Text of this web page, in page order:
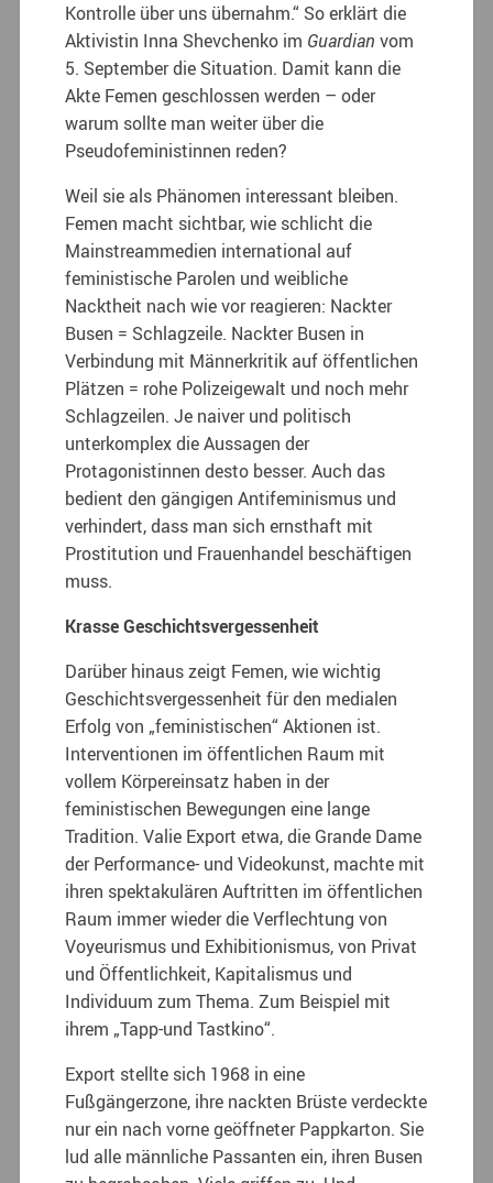
Kontrolle über uns übernahm.“ So erklärt die
Aktivistin Inna Shevchenko im Guardianvom
5. September die Situation. Damit kann die
Akte Femen geschlossen werden – oder
warum sollte man weiter über die
Pseudofeministinnen reden?
Weil sie als Phänomen interessant bleiben.
Femen macht sichtbar, wie schlicht die
Mainstreammedien international auf
feministische Parolen und weibliche
Nacktheit nach wie vor reagieren: Nackter
Busen = Schlagzeile. Nackter Busen in
Verbindung mit Männerkritik auf öffentlichen
Plätzen = rohe Polizeigewalt und noch mehr
Schlagzeilen. Je naiver und politisch
unterkomplex die Aussagen der
Protagonistinnen desto besser. Auch das
bedient den gängigen Antifeminismus und
verhindert, dass man sich ernsthaft mit
Prostitution und Frauenhandel beschäftigen
muss.
Krasse Geschichtsvergessenheit
Darüber hinaus zeigt Femen, wie wichtig
Geschichtsvergessenheit für den medialen
Erfolg von „feministischen“ Aktionen ist.
Interventionen im öffentlichen Raum mit
vollem Körpereinsatz haben in der
feministischen Bewegungen eine lange
Tradition. Valie Export etwa, die Grande Dame
der Performance- und Videokunst, machte mit
ihren spektakulären Auftritten im öffentlichen
Raum immer wieder die Verflechtung von
Voyeurismus und Exhibitionismus, von Privat
und Öffentlichkeit, Kapitalismus und
Individuum zum Thema. Zum Beispiel mit
ihrem „Tapp-und Tastkino“.
Export stellte sich 1968 in eine
Fußgängerzone, ihre nackten Brüste verdeckte
nur ein nach vorne geöffneter Pappkarton. Sie
lud alle männliche Passanten ein, ihren Busen